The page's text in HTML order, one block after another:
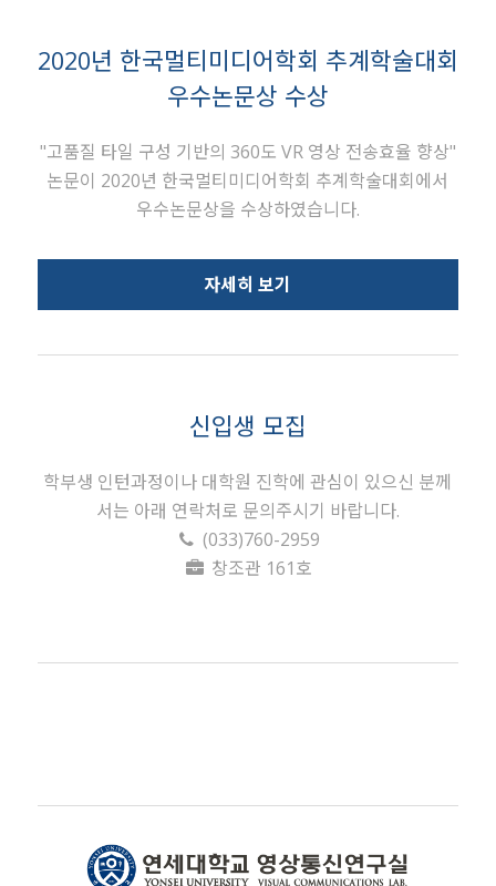
2020년 한국멀티미디어학회 추계학술대회
우수논문상 수상
"고품질 타일 구성 기반의 360도 VR 영상 전송효율 향상"
논문이 2020년 한국멀티미디어학회 추계학술대회에서
우수논문상을 수상하였습니다.
자세히 보기
신입생 모집
학부생 인턴과정이나 대학원 진학에 관심이 있으신 분께
서는 아래 연락처로 문의주시기 바랍니다.
(033)760-2959
창조관 161호